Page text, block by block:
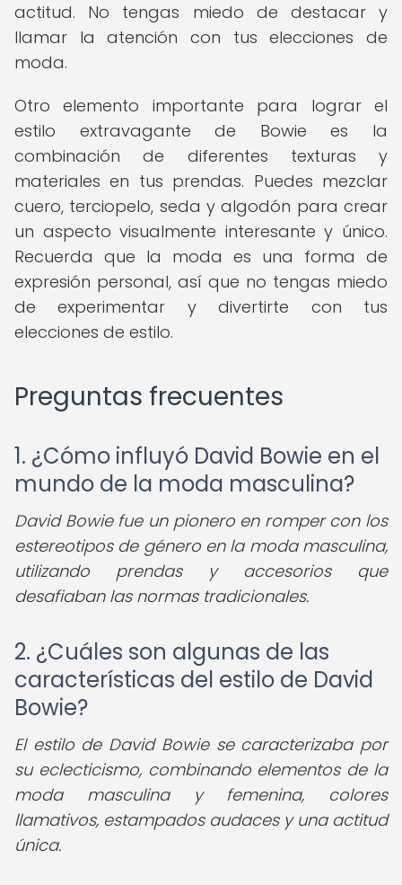
actitud. No tengas miedo de destacar y
llamar la atención con tus elecciones de
moda.
Otro elemento importante para lograr el
estilo extravagante de Bowie es la
combinación de diferentes texturas y
materiales en tus prendas. Puedes mezclar
cuero, terciopelo, seda y algodón para crear
un aspecto visualmente interesante y único.
Recuerda que la moda es una forma de
expresión personal, así que no tengas miedo
de experimentar y divertirte con tus
elecciones de estilo.
Preguntas frecuentes
1. ¿Cómo influyó David Bowie en el
mundo de la moda masculina?
David Bowie fue un pionero en romper con los
estereotipos de género en la moda masculina,
utilizando prendas y accesorios que
desafiaban las normas tradicionales.
2. ¿Cuáles son algunas de las
características del estilo de David
Bowie?
El estilo de David Bowie se caracterizaba por
su eclecticismo, combinando elementos de la
moda masculina y femenina, colores
llamativos, estampados audaces y una actitud
única.